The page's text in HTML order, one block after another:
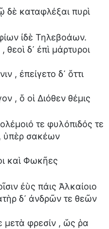
δὲ καταφλέξαι πυρὶ
ἰδὲ Τηλεβοάων.
, θεοὶ δ᾽ ἐπὶ μάρτυροι
, ἐπείγετο δ᾽ ὅττι
, ὅ οἱ Διόθεν θέμις
τε φυλόπιδός τε
ὑπὲρ σακέων
καὶ Φωκῆες
ἐὺς πάις Ἀλκαίοιο
δ᾽ ἀνδρῶν τε θεῶν
μετὰ φρεσίν , ὥς ῥα